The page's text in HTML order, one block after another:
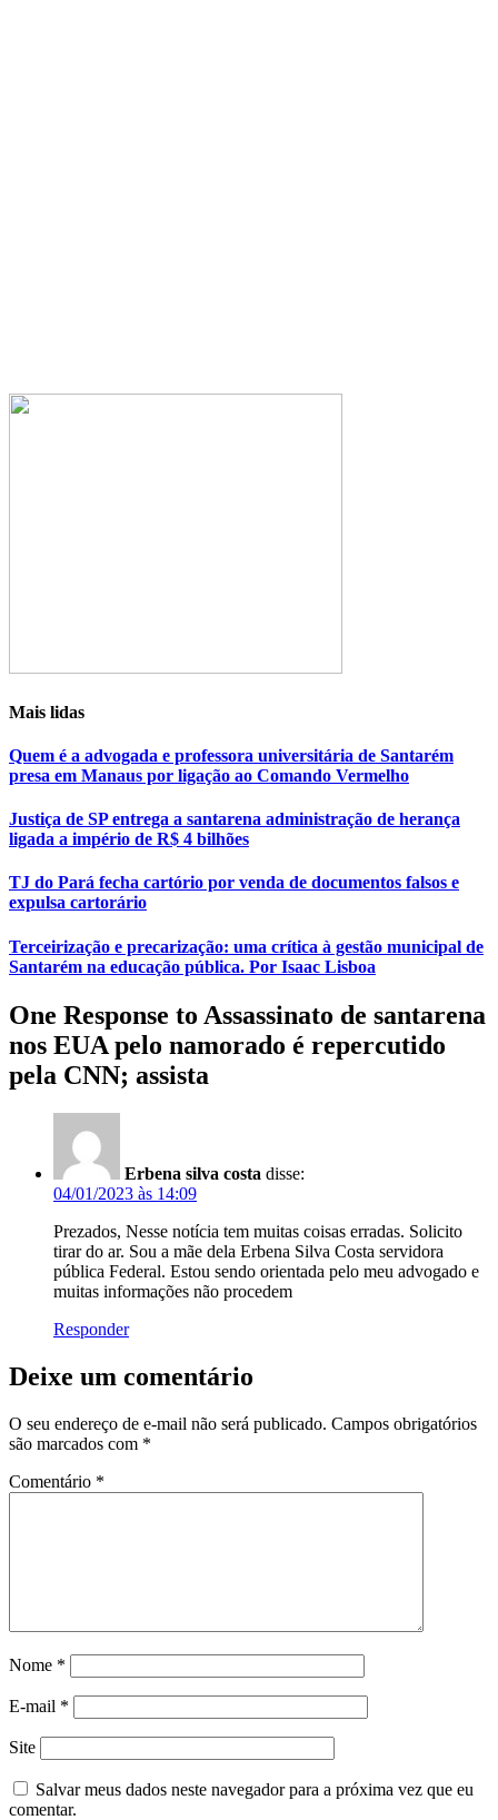
Mais lidas
Quem é a advogada e professora universitária de Santarém
presa em Manaus por ligação ao Comando Vermelho
Justiça de SP entrega a santarena administração de herança
ligada a império de R$ 4 bilhões
TJ do Pará fecha cartório por venda de documentos falsos e
expulsa cartorário
Terceirização e precarização: uma crítica à gestão municipal de
Santarém na educação pública. Por Isaac Lisboa
One Response to Assassinato de santarena
nos EUA pelo namorado é repercutido
pela CNN; assista
Erbena silva costa disse:
04/01/2023 às 14:09
Prezados, Nesse notícia tem muitas coisas erradas. Solicito
tirar do ar. Sou a mãe dela Erbena Silva Costa servidora
pública Federal. Estou sendo orientada pelo meu advogado e
muitas informações não procedem
Responder
Deixe um comentário
O seu endereço de e-mail não será publicado. Campos obrigatórios
são marcados com *
Comentário *
Nome *
E-mail *
Site
Salvar meus dados neste navegador para a próxima vez que eu
comentar.